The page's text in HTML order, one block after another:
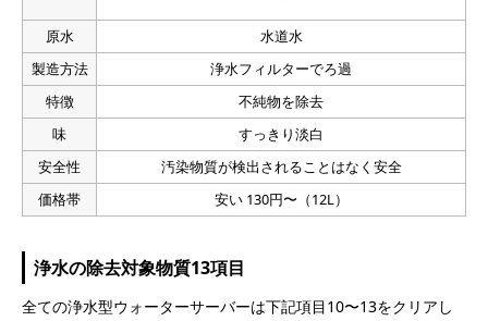
原水
水道水
製造方法
浄水フィルターでろ過
特徴
不純物を除去
味
すっきり淡白
安全性
汚染物質が検出されることはなく安全
価格帯
安い 130円〜（12L）
浄水の除去対象物質13項目
全ての浄水型ウォーターサーバーは下記項目10〜13をクリアし